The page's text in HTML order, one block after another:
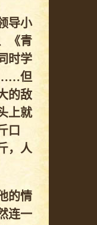
导小
《青
时学
……但
的敌
上就
口
，人
的情
连一